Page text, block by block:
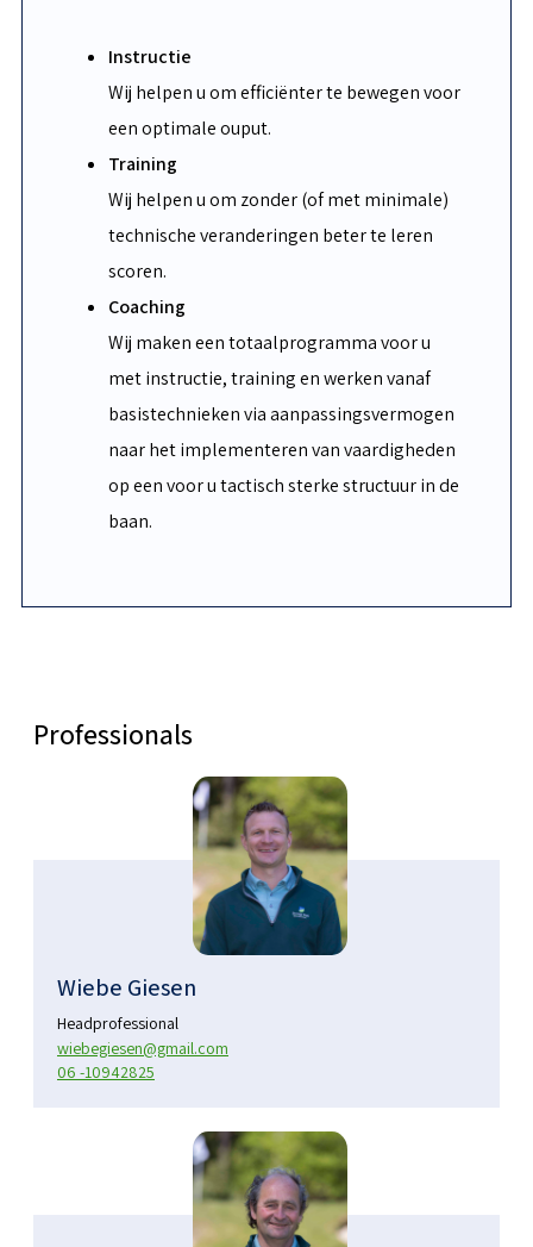
Instructie
Wij helpen u om efficiënter te bewegen voor
een optimale ouput.
Training
Wij helpen u om zonder (of met minimale)
technische veranderingen beter te leren
scoren.
Coaching
Wij maken een totaalprogramma voor u
met instructie, training en werken vanaf
basistechnieken via aanpassingsvermogen
naar het implementeren van vaardigheden
op een voor u tactisch sterke structuur in de
baan.
Professionals
Wiebe Giesen
Headprofessional
wiebegiesen@gmail.com
06 -10942825